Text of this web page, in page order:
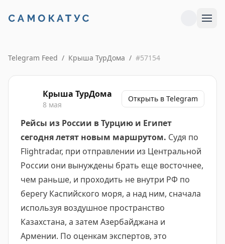
Telegram Feed / Крыша ТурДома / #57154
Крыша ТурДома
8 мая
Открыть в Telegram
Рейсы из России в Турцию и Египет
сегодня летят новым маршрутом. Судя по
Flightradar, при отправлении из Центральной
России они вынуждены брать еще восточнее,
чем раньше, и проходить не внутри РФ по
берегу Каспийского моря, а над ним, сначала
используя воздушное пространство
Казахстана, а затем Азербайджана и
Армении. По оценкам экспертов, это